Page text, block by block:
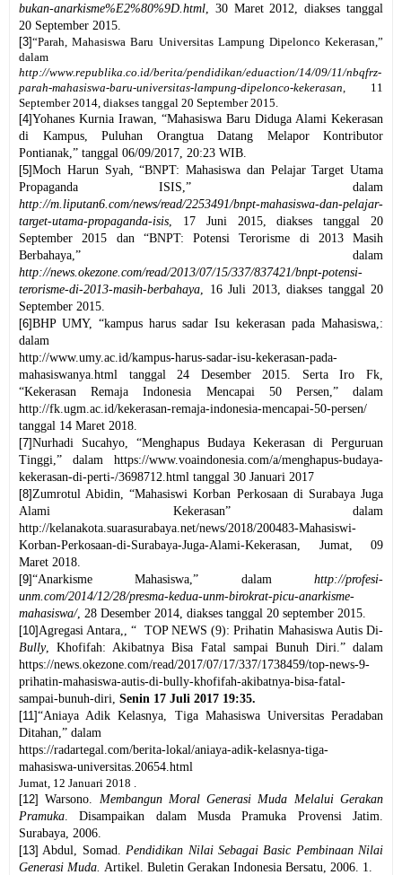
bukan-anarkisme%E2%80%9D.html , 30 Maret 2012, diakses tanggal
20 September 2015.
[3]“Parah, Mahasiswa Baru Universitas Lampung Dipelonco Kekerasan,”
dalam
http://www.republika.co.id/berita/pendidikan/eduaction/14/09/11/nbqfrz-
parah-mahasiswa-baru-universitas-lampung-dipelonco-kekerasan , 11
September 2014, diakses tanggal 20 September 2015.
[4]Yohanes Kurnia Irawan , “Mahasiswa Baru Diduga Alami Kekerasan
di Kampus, Puluhan Orangtua Datang Melapor Kontributor
Pontianak, ” tanggal 06/09/2017, 20:23 WIB
[5]Moch Harun Syah , “BNPT: Mahasiswa dan Pelajar Target Utama
Propaganda ISIS ,”
dalam
http://m.liputan6.com/news/read/2253491/bnpt-mahasiswa-dan-pelajar-
target-utama-propaganda-isis , 17 Juni 2015, diakses tanggal 20
September 2015 dan “BNPT: Potensi Terorisme di 2013 Masih
Berbahaya,” dalam
http://news.okezone.com/read/2013/07/15/337/837421/bnpt-potensi-
terorisme-di-2013-masih-berbahaya , 16 Juli 2013, diakses tanggal 20
September 2015.
[6]BHP UMY, “kampus harus sadar Isu kekerasan pada Mahasiswa,:
dalam
http://www.umy.ac.id/kampus-harus-sadar-isu-kekerasan-pada-
mahasiswanya.html tanggal 24 Desember 2015 . Serta Iro Fk,
“Kekerasan Remaja Indonesia Mencapai 50 Persen,” dalam
http://fk.ugm.ac.id/kekerasan-remaja-indonesia-mencapai-50-persen/
tanggal 14 Maret 2018.
[7]Nurhadi Sucahyo, “Menghapus Budaya Kekerasan di Perguruan
Tinggi,” dalam https://www.voaindonesia.com/a/menghapus-budaya-
kekerasan-di-perti-/3698712.html tanggal 30 Januari 2017
[8]Zumrotul Abidin, “Mahasiswi Korban Perkosaan di Surabaya Juga
Alami Kekerasan”
dalam
http://kelanakota.suarasurabaya.net/news/2018/200483-Mahasiswi-
Korban-Perkosaan-di-Surabaya-Juga-Alami-Kekerasan
Jumat, 09
Maret 2018
[9]“Anarkisme Mahasiswa,” dalam http://profesi-
unm.com/2014/12/28/presma-kedua-unm-birokrat-picu-anarkisme-
mahasiswa/, 28 Desember 2014, diakses tanggal 20 september 2015.
[10]Agregasi Antara,, “ TOP NEWS (9): Prihatin Mahasiswa Autis Di-
Bully, Khofifah: Akibatnya Bisa Fatal sampai Bunuh Diri .” dalam
https://news.okezone.com/read/2017/07/17/337/1738459/top-news-9-
prihatin-mahasiswa-autis-di-bully-khofifah-akibatnya-bisa-fatal-
sampai-bunuh-diri, Senin 17 Juli 2017 19:35.
[11]“Aniaya Adik Kelasnya, Tiga Mahasiswa Universitas Peradaban
Ditahan,” dalam
https://radartegal.com/berita-lokal/aniaya-adik-kelasnya-tiga-
mahasiswa-universitas.20654.html
Jumat, 12 Januari 2018
[12] Warsono
Membangun Moral Generasi Muda Melalui Gerakan
Pramuka . Disampaikan dalam Musda Pramuka Provensi Jatim.
Surabaya , 2006.
[13] Abdul Somad
Pendidikan Nilai Sebagai Basic Pembinaan Nilai
Generasi Muda. Artikel. Buletin Gerakan Indonesia Bersatu , 2006 1.